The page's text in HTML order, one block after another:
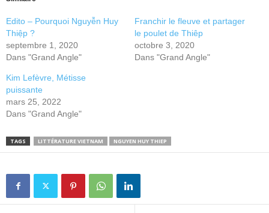
Edito – Pourquoi Nguyễn Huy
Thiệp ?
septembre 1, 2020
Dans "Grand Angle"
Franchir le fleuve et partager
le poulet de Thiêp
octobre 3, 2020
Dans "Grand Angle"
Kim Lefèvre, Métisse
puissante
mars 25, 2022
Dans "Grand Angle"
TAGS LITTÉRATURE VIETNAM NGUYEN HUY THIEP